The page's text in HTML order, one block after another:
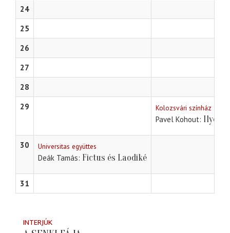
24
25
26
27
28
29
Kolozsvári színház
Pavel Kohout Ilyen
30 Universitas együttes
Deák Tamás Fictus és Laodiké
31
INTERJÚK